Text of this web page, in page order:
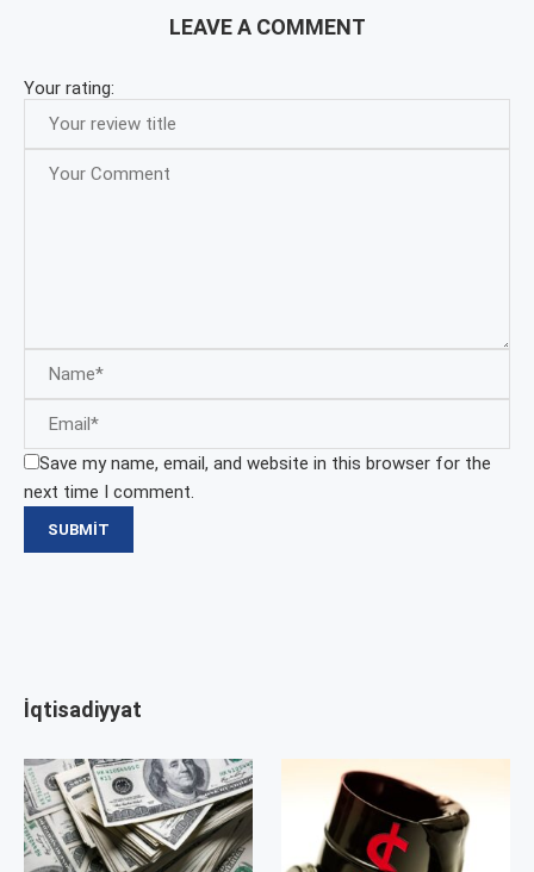
LEAVE A COMMENT
Your rating:
Save my name, email, and website in this browser for the
next time I comment.
İqtisadiyyat